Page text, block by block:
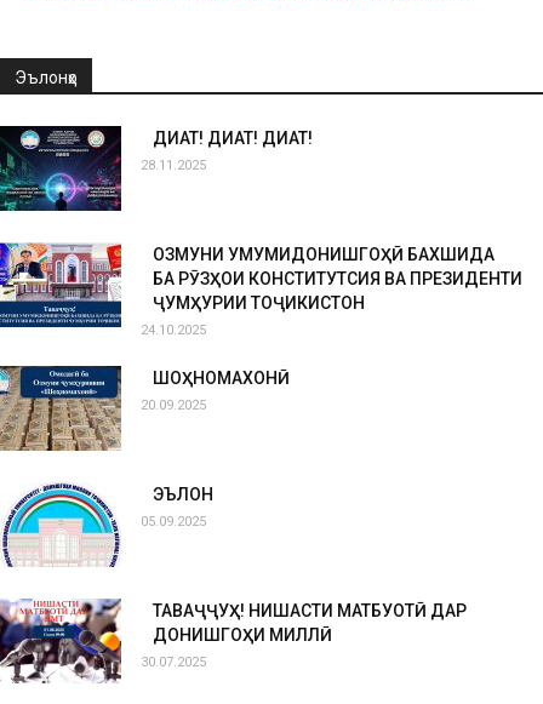
Эълонҳо
ДИҚҚАТ! ДИҚҚАТ! ДИҚҚАТ!
28.11.2025
ОЗМУНИ УМУМИДОНИШГОҲӢ БАХШИДА
БА РӮЗҲОИ КОНСТИТУТСИЯ ВА ПРЕЗИДЕНТИ
ҶУМҲУРИИ ТОҶИКИСТОН
24.10.2025
ШОҲНОМАХОНӢ
20.09.2025
ЭЪЛОН
05.09.2025
ТАВАҶҶУҲ! НИШАСТИ МАТБУОТӢ ДАР
ДОНИШГОҲИ МИЛЛӢ
30.07.2025